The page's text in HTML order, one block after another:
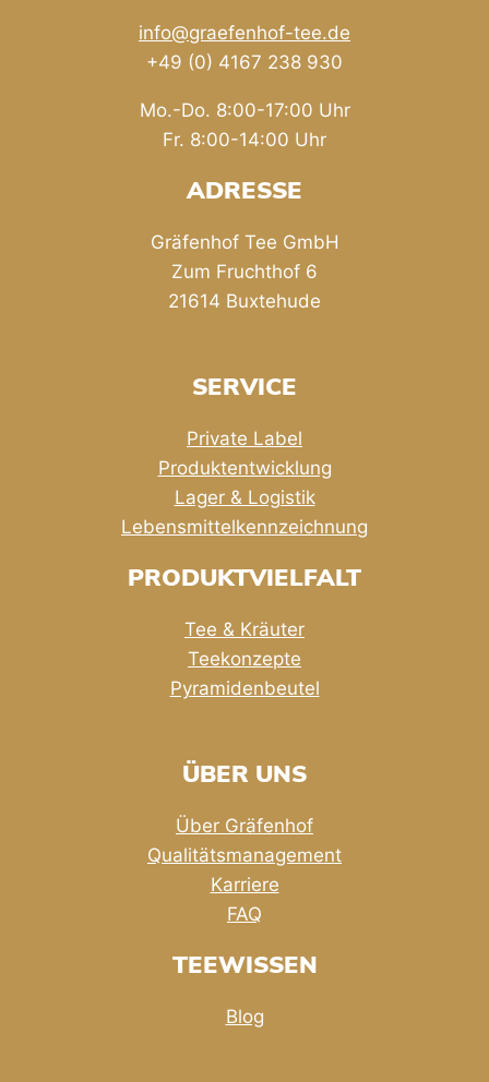
info@graefenhof-tee.de
+49 (0) 4167 238 930
Mo.-Do. 8:00-17:00 Uhr
Fr. 8:00-14:00 Uhr
ADRESSE
Gräfenhof Tee GmbH
Zum Fruchthof 6
21614 Buxtehude
SERVICE
Private Label
Produktentwicklung
Lager & Logistik
Lebensmittelkennzeichnung
PRODUKTVIELFALT
Tee & Kräuter
Teekonzepte
Pyramidenbeutel
ÜBER UNS
Über Gräfenhof
Qualitätsmanagement
Karriere
FAQ
TEEWISSEN
Blog